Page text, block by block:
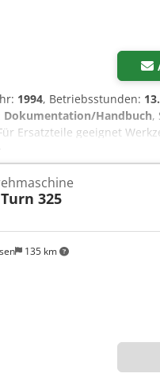
1994, Betriebsstunden:
Dokumentation/Handbuch,
Ersatzteile geeignet
Hjfx Afdoa Bereits
135 km
Turn 325